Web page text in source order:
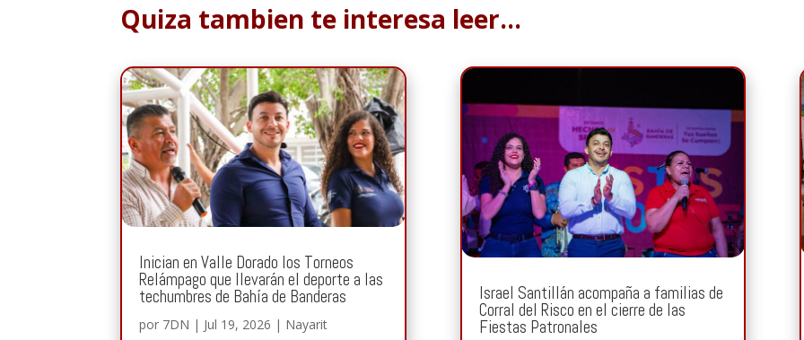
Quiza tambien te interesa leer…
Inician en Valle Dorado los Torneos
Relámpago que llevarán el deporte a las
techumbres de Bahía de Banderas
por 7DN | Jul 19, 2026 | Nayarit
Israel Santillán acompaña a familias de
Corral del Risco en el cierre de las
Fiestas Patronales